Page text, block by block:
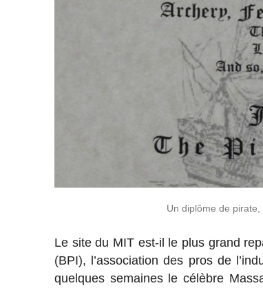
Un diplôme de
Le site du MIT est-il le plus grand
(BPI), l’as­so­cia­tion des pros de
quelques se­maines le célèbre